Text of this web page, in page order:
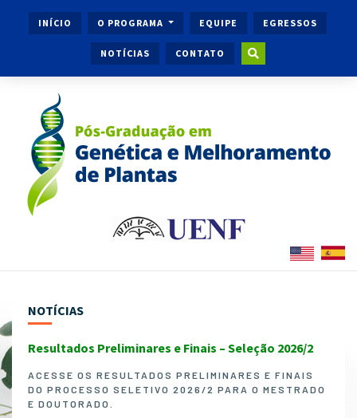
INÍCIO O PROGRAMA EQUIPE EGRESSOS
NOTÍCIAS CONTATO
NOTÍCIAS
Resultados Preliminares e Finais – Seleção 2026/2
ACESSE OS RESULTADOS PRELIMINARES E FINAIS
DO PROCESSO SELETIVO 2026/2 PARA O MESTRADO
E DOUTORADO.